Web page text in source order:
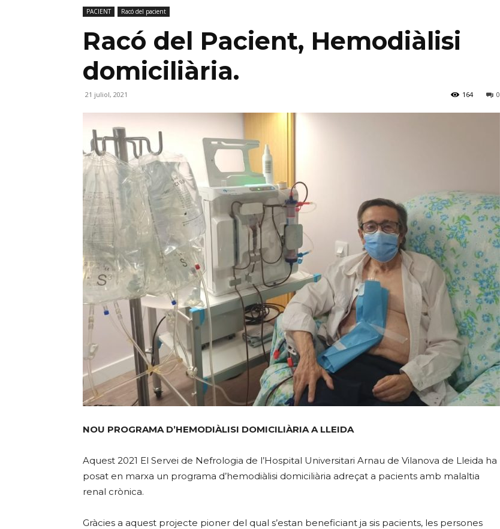
PACIENT Racó del pacient
Racó del Pacient, Hemodiàlisi
domiciliària.
21 juliol, 2021 0
164
NOU PROGRAMA D’HEMODIÀLISI DOMICILIÀRIA A LLEIDA
Aquest 2021 El Servei de Nefrologia de l’Hospital Universitari Arnau de Vilanova de Lleida ha
posat en marxa un programa d’hemodiàlisi domiciliària adreçat a pacients amb malaltia
renal crònica.
Gràcies a aquest projecte pioner del qual s’estan beneficiant ja sis pacients, les persones